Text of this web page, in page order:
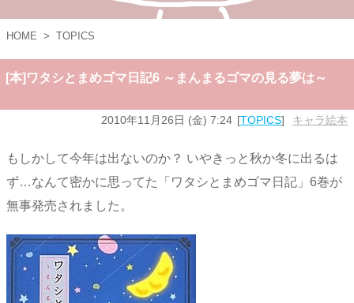
HOME > TOPICS
[本]ワタシとまめゴマ日記6 ～まんまるゴマの見る夢は～
2010年11月26日 (金) 7:24 TOPICS キャラ絵本
もしかして今年は出ないのか？ いやきっと秋か冬に出るは
ず…なんて密かに思ってた「ワタシとまめゴマ日記」6巻が
無事発売されました。